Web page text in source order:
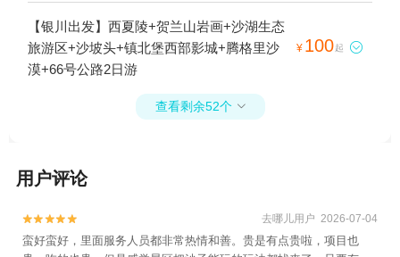
【银川出发】西夏陵+贺兰山岩画+沙湖生态
旅游区+沙坡头+镇北堡西部影城+腾格里沙
漠+66号公路2日游
¥ 100起 
查看剩余52个 
用户评论

 去哪儿用户 2026-07-04
蛮好蛮好，里面服务人员都非常热情和善。贵是有点贵啦，项目也